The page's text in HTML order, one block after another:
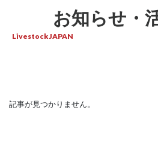
お知らせ・
Livestock JAPAN
記事が見つかりません。